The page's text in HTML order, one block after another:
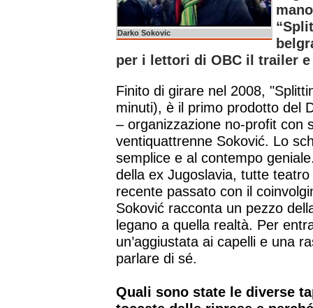
Darko Sokovic
per i lettori di OBC il trailer e
Finito di girare nel 2008,
minuti), è il primo prodotto del
– organizzazione no-profit con
ventiquattrenne Soković. Lo
semplice e al contempo
della ex Jugoslavia, tutte
recente passato con il
Soković racconta un pezzo
legano a quella realtà. Per
un’aggiustata ai capelli e una
parlare di sé.
Quali sono state le diverse